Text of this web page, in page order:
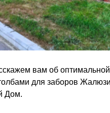
вам об
для заборов
Дом.